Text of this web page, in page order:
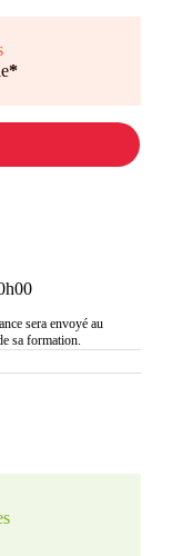
*
sera envoyé au
sa formation.